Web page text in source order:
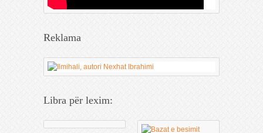
Reklama
Libra për lexim: